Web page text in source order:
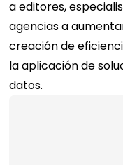
a editores,
agencias a
creación de
la aplicación de
datos.